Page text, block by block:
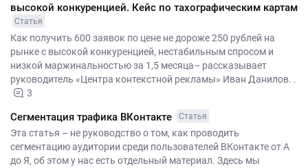
высокой конкуренцией. Кейс по тахографическим картам
Статья
Как получить 600 заявок по цене не дороже 250 рублей на
рынке с высокой конкуренцией, нестабильным спросом и
низкой маржинальностью за 1,5 месяца– рассказывает
руководитель «Центра контекстной рекламы» Иван Данилов. .
3
Сегментация трафика ВКонтакте Статья
Эта статья – не руководство о том, как проводить
сегментацию аудитории среди пользователей ВКонтакте от А
до Я, об этом у нас есть отдельный материал. Здесь мы